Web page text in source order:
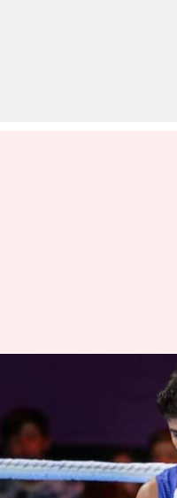
உலக
தங்கம்
ஜாஸ்மின்